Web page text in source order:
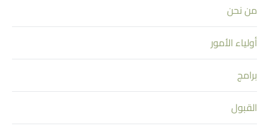
من نحن
أولياء الأمور
برامج
القبول